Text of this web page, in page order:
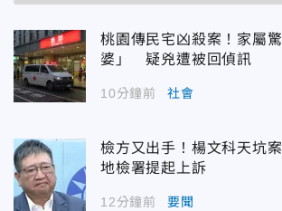
桃園傳民宅凶殺案！家屬
婆」 疑兇遭被回偵訊
10分鐘前 社會
檢方又出手！楊文科天坑
地檢署提起上訴
12分鐘前 要聞